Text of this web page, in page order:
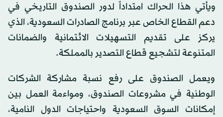
ويأتي هذا الحراك امتداداً لدور الصندوق التاريخي في
دعم القطاع الخاص عبر برنامج الصادرات السعودية، الذي
يركز على تقديم التسهيلات الائتمانية والضمانات
المتنوعة لتشجيع قطاع التصدير بالمملكة.
ويعمل الصندوق على رفع نسبة مشاركة الشركات
الوطنية في مشروعات الصندوق، ومواءمة العمل بين
إمكانات السوق السعودية واحتياجات الدول النامية،